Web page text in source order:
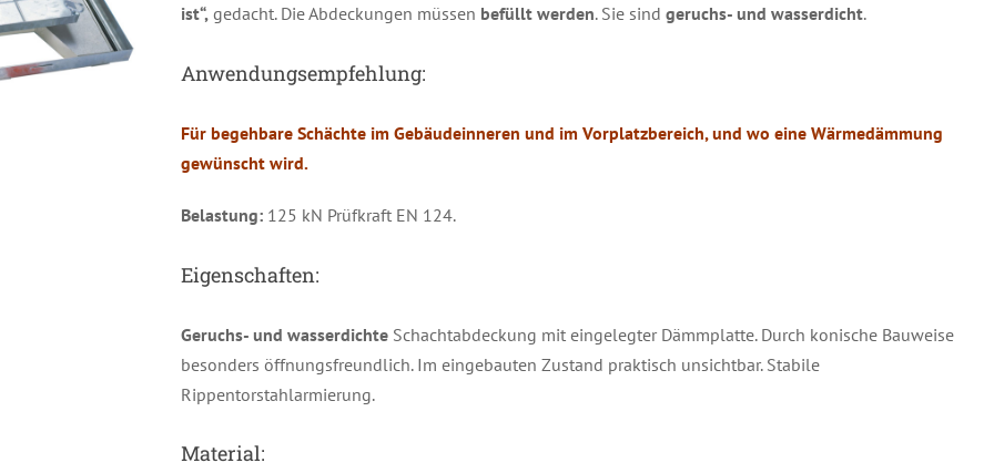
ist“, gedacht. Die Abdeckungen müssen befüllt werden. Sie sind geruchs- und wasserdicht.
Anwendungsempfehlung:
Für begehbare Schächte im Gebäudeinneren und im Vorplatzbereich, und wo eine Wärmedämmung
gewünscht wird.
Belastung:125 kN Prüfkraft EN 124.
Eigenschaften:
Geruchs- und wasserdichteSchachtabdeckung mit eingelegter Dämmplatte. Durch konische Bauweise
besonders öffnungsfreundlich. Im eingebauten Zustand praktisch unsichtbar. Stabile
Rippentorstahlarmierung.
Material: